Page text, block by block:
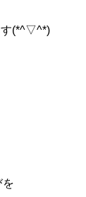
す(*^▽^*)
を